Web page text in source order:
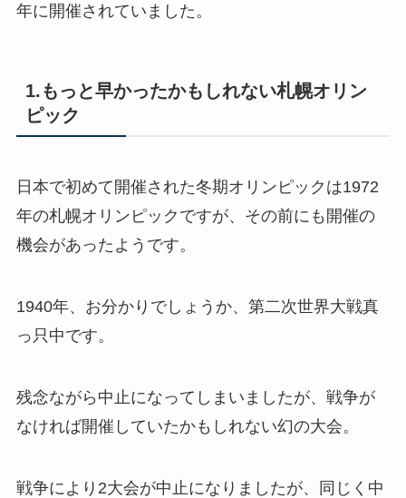
年に開催されていました。
1.もっと早かったかもしれない札幌オリン
ピック
日本で初めて開催された冬期オリンピックは1972
年の札幌オリンピックですが、その前にも開催の
機会があったようです。
1940年、お分かりでしょうか、第二次世界大戦真
っ只中です。
残念ながら中止になってしまいましたが、戦争が
なければ開催していたかもしれない幻の大会。
戦争により2大会が中止になりましたが、同じく中